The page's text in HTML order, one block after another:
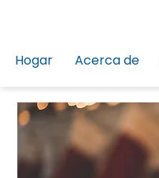
Hogar Acerca de